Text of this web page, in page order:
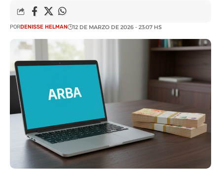
PORDENISSE HELMAN 12 DE MARZO DE 2026 - 23:07 HS